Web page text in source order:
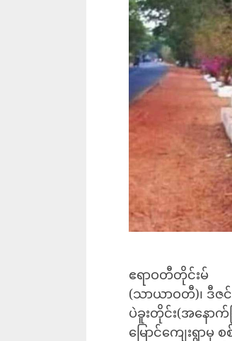
ဧရာဝတီတိုင်းမ်
(သာယာဝတီ)၊ ဒီ
ပဲခူးတိုင်း(အနောက်
မြောင်ကျေးရွာ